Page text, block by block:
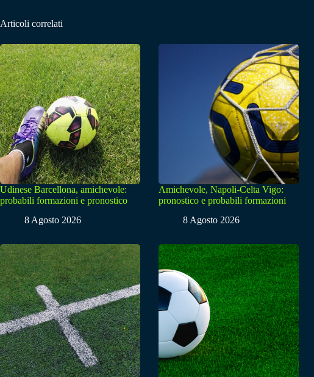
Articoli correlati
Udinese Barcellona, amichevole:
probabili formazioni e pronostico
8 Agosto 2026
Amichevole, Napoli-Celta Vigo:
pronostico e probabili formazioni
8 Agosto 2026